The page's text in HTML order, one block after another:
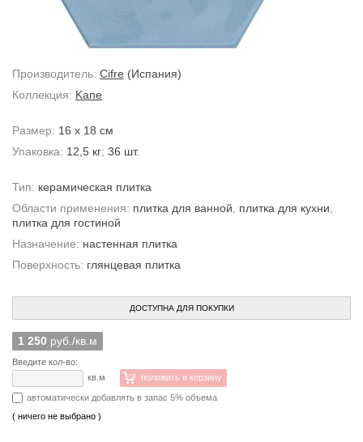
Производитель: Cifre (Испания)
Коллекция: Kane
Размер: 16 x 18 см
Упаковка: 12,5 кг; 36 шт.
Тип: керамическая плитка
Области применения: плитка для ванной плитка для кухни
плитка для гостиной
Назначение: настенная плитка
Поверхность: глянцевая плитка
ДОСТУПНА ДЛЯ ПОКУПКИ
1 250 руб./кв.м
Введите кол-во:
кв.м
положить в корзину
автоматически добавлять в запас 5% объема
( ничего не выбрано )